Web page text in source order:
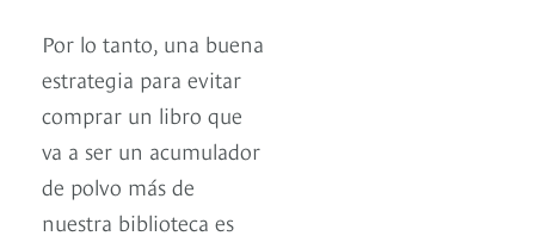
Por lo tanto, una buena
estrategia para evitar
comprar un libro que
va a ser un acumulador
de polvo más de
nuestra biblioteca es